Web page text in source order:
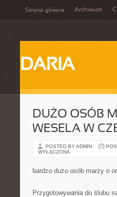
Strona główna Archiwum
DARIA
DUŻO OSÓB
WESELA W
POSTED BY ADMIN
WYŁĄCZONA
bardzo dużo osób marzy o
Przygotowywania do ślubu